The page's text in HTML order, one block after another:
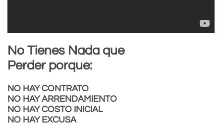
No Tienes Nada que
Perder porque:
NO HAY CONTRATO
NO HAY ARRENDAMIENTO
NO HAY COSTO INICIAL
NO HAY EXCUSA